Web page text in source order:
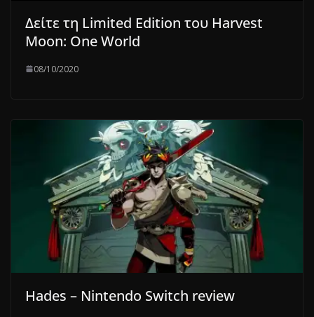
Δείτε τη Limited Edition του Harvest
Moon: One World
08/10/2020
Hades – Nintendo Switch review